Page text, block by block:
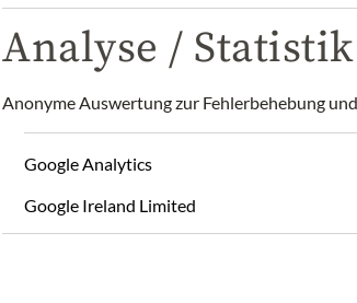
* Wir bitten um Verständnis, dass das
Analyse / Statistik
Anonyme Auswertung zur Fehlerbehebung
Google Analytics
Google Ireland Limited